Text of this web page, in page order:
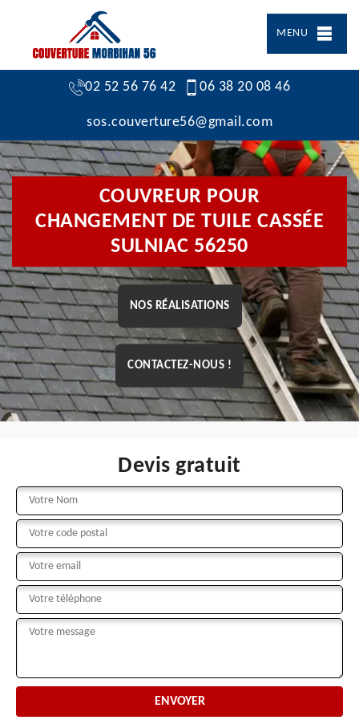
MENU
02 52 56 76 42 06 38 20 08 46
sos.couverture56@gmail.com
COUVREUR POUR
CHANGEMENT DE TUILE CASSÉE
SULNIAC 56250
NOS RÉALISATIONS
CONTACTEZ-NOUS !
Devis gratuit